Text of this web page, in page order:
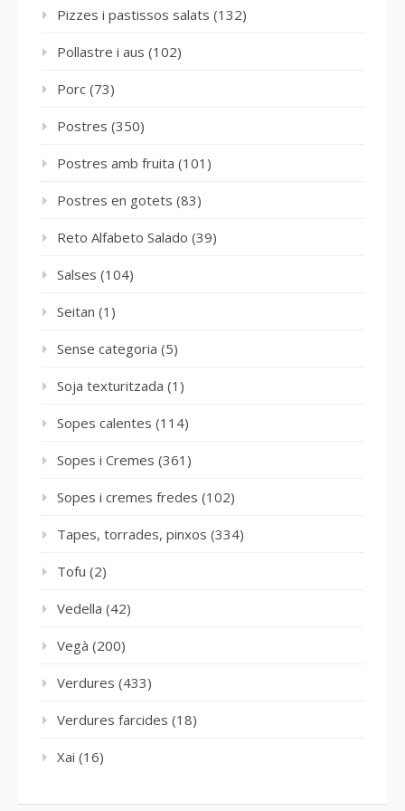
Pizzes i pastissos salats (132)
Pollastre i aus (102)
Porc (73)
Postres (350)
Postres amb fruita (101)
Postres en gotets (83)
Reto Alfabeto Salado (39)
Salses (104)
Seitan (1)
Sense categoria (5)
Soja texturitzada (1)
Sopes calentes (114)
Sopes i Cremes (361)
Sopes i cremes fredes (102)
Tapes, torrades, pinxos (334)
Tofu (2)
Vedella (42)
Vegà (200)
Verdures (433)
Verdures farcides (18)
Xai (16)